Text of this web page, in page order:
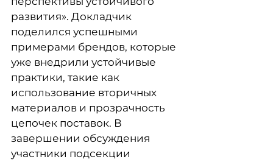
развития». Докладчик
поделился успешными
примерами брендов, которые
уже внедрили устойчивые
практики, такие как
использование вторичных
материалов и прозрачность
цепочек поставок. В
завершении обсуждения
участники подсекции